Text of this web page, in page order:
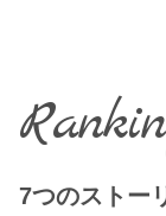
7つのストー